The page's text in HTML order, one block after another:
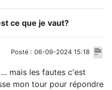
ce que je vaut?
Posté : 06-09-2024 15:18
mais les fautes c'est
mon tour pour répondre